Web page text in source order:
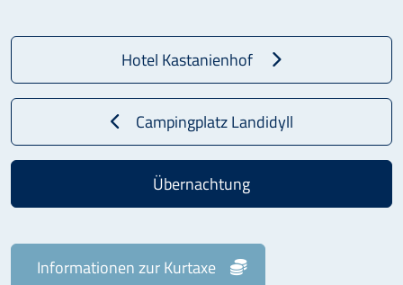
Übernachtung
Hotel Kastanienhof
Campingplatz Landidyll
Informationen zurKurtaxe